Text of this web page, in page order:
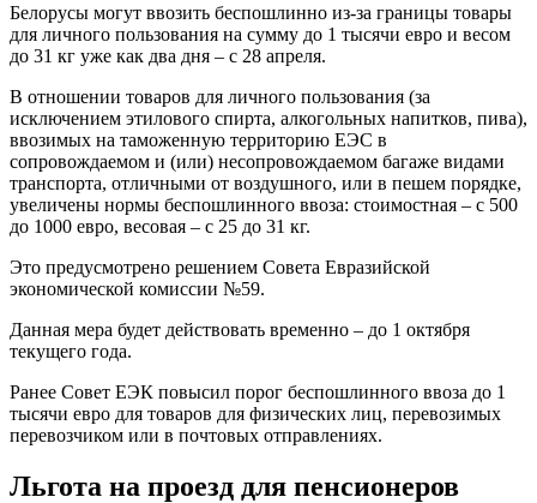
Белорусы могут ввозить беспошлинно из-за границы товары
для личного пользования на сумму до 1 тысячи евро и весом
до 31 кг уже как два дня – с 28 апреля.
В отношении товаров для личного пользования (за
исключением этилового спирта, алкогольных напитков, пива),
ввозимых на таможенную территорию ЕЭС в
сопровождаемом и (или) несопровождаемом багаже видами
транспорта, отличными от воздушного, или в пешем порядке,
увеличены нормы беспошлинного ввоза: стоимостная – с 500
до 1000 евро, весовая – с 25 до 31 кг.
Это предусмотрено решением Совета Евразийской
экономической комиссии №59.
Данная мера будет действовать временно – до 1 октября
текущего года.
Ранее Совет ЕЭК повысил порог беспошлинного ввоза до 1
тысячи евро для товаров для физических лиц, перевозимых
перевозчиком или в почтовых отправлениях.
Льгота на проезд для пенсионеров